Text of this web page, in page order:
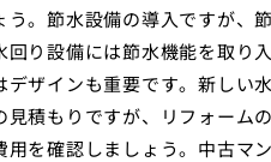
。節水設備の導入ですが、
り設備には節水機能を取り
ザインも重要です。新しい
積もりですが、リフォーム
用を確認しましょう。中古マ